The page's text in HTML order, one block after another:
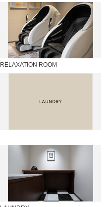
RELAXATION ROOM